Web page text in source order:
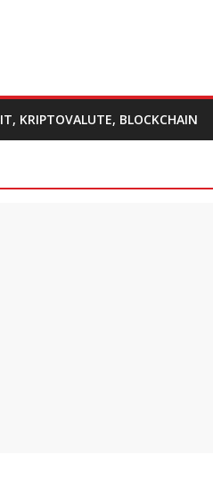
IT, KRIPTOVALUTE, BLOCKCHAIN